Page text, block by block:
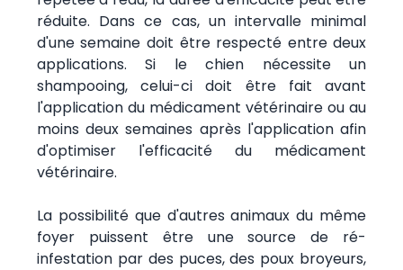
réduite. Dans ce cas, un intervalle minimal
d'une semaine doit être respecté entre deux
applications. Si le chien nécessite un
shampooing, celui-ci doit être fait avant
l'application du médicament vétérinaire ou au
moins deux semaines après l'application afin
d'optimiser l'efficacité du médicament
vétérinaire.
La possibilité que d'autres animaux du même
foyer puissent être une source de ré-
infestation par des puces, des poux broyeurs,